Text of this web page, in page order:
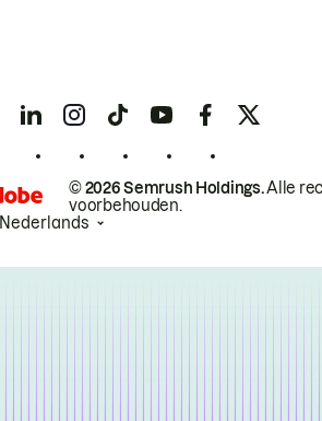
© 2026 Semrush Holdings.Alle
voorbehouden.
Nederlands